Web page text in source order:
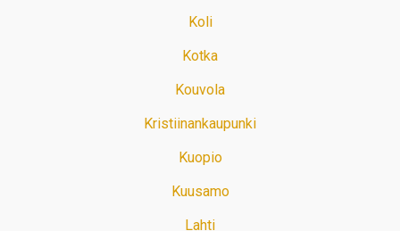
Koli
Kotka
Kouvola
Kristiinankaupunki
Kuopio
Kuusamo
Lahti